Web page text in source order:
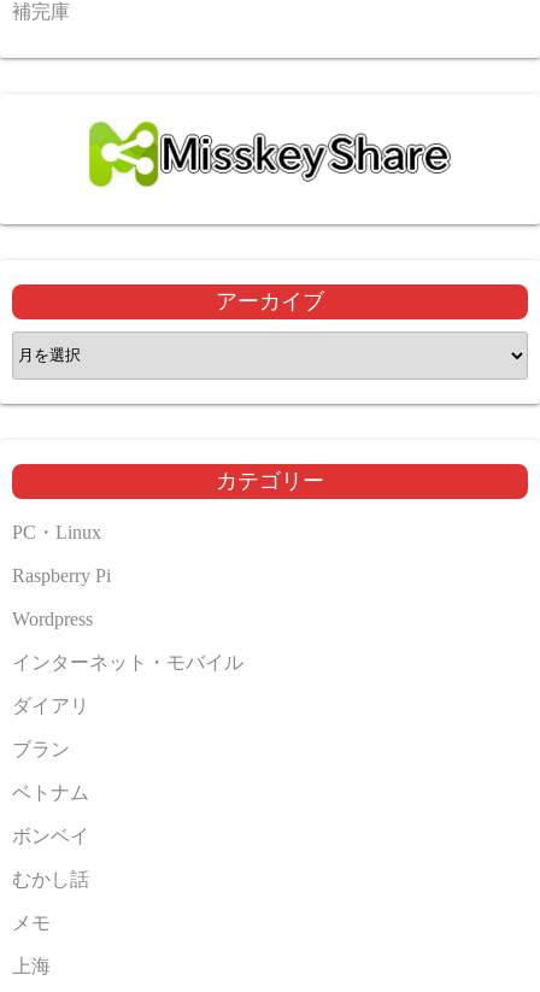
補完庫
アーカイブ
ア
ー
カ
ブ
カテゴリー
PC・Linux
Raspberry Pi
Wordpress
インターネット・モバイル
ダイアリ
ブラン
ベトナム
ボンベイ
むかし話
メモ
上海